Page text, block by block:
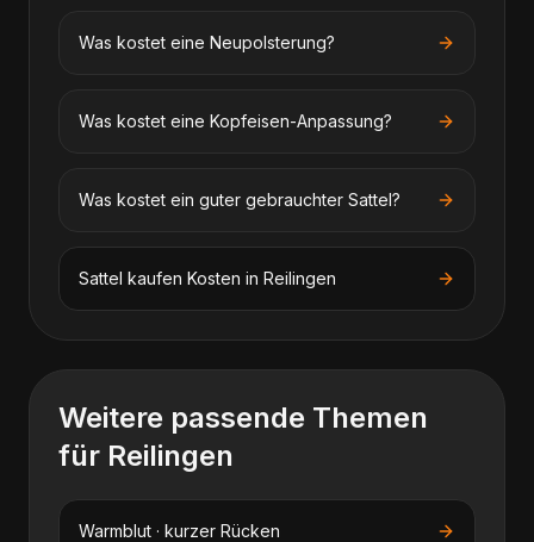
Was kostet eine Neupolsterung?
Was kostet eine Kopfeisen-Anpassung?
Was kostet ein guter gebrauchter Sattel?
Sattel kaufen Kosten in Reilingen
Weitere passende Themen
für Reilingen
Warmblut · kurzer Rücken